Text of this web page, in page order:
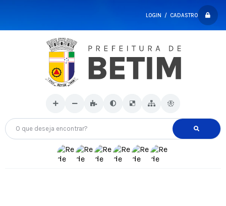
LOGIN / CADASTRO
O que deseja encontrar?